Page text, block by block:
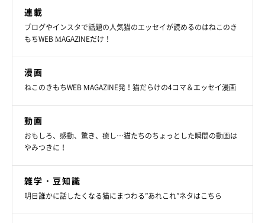
連載
ブログやインスタで話題の人気猫のエッセイが読めるのはねこのき
もちWEB MAGAZINEだけ！
漫画
ねこのきもちWEB MAGAZINE発！猫だらけの4コマ＆エッセイ漫画
動画
おもしろ、感動、驚き、癒し…猫たちのちょっとした瞬間の動画は
やみつきに！
雑学・豆知識
明日誰かに話したくなる猫にまつわる”あれこれ”ネタはこちら